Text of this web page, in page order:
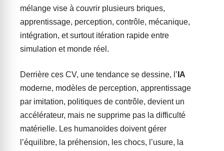
mélange vise à couvrir plusieurs briques,
apprentissage, perception, contrôle, mécanique,
intégration, et surtout itération rapide entre
simulation et monde réel.
Derrière ces CV, une tendance se dessine, l’ IA
moderne, modèles de perception, apprentissage
par imitation, politiques de contrôle, devient un
accélérateur, mais ne supprime pas la difficulté
matérielle. Les humanoïdes doivent gérer
l’équilibre, la préhension, les chocs, l’usure, la